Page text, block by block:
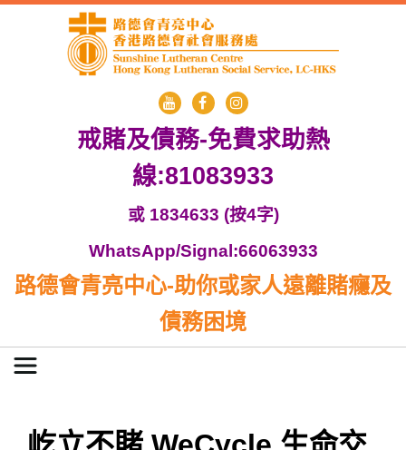
戒賭及債務-免費求助熱
線:81083933
或 1834633 (按4字)
WhatsApp/Signal:66063933
路德會青亮中心-助你或家人遠離賭癮及
債務困境